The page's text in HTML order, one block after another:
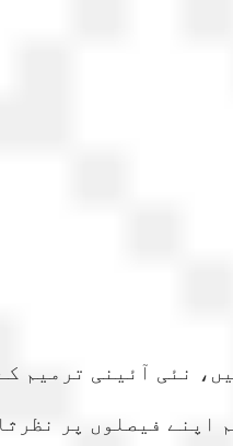
نئی آئینی ترمیم
فیصلوں پر